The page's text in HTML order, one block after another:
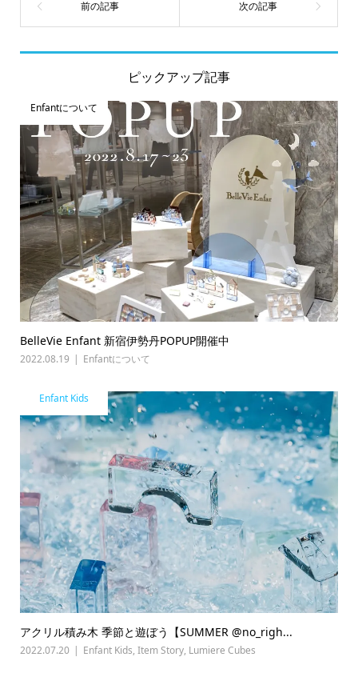
ピックアップ記事
Enfantについて
BelleVie Enfant 新宿伊勢丹POPUP開催中
2022.08.19 Enfantについて
Enfant Kids
アクリル積み木 季節と遊ぼう【SUMMER @no_righ...
2022.07.20 Enfant Kids, Item Story, Lumiere Cubes